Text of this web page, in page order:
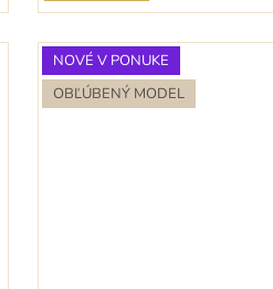
NOVÉ V PONUKE
OBĽÚBENÝ MODEL